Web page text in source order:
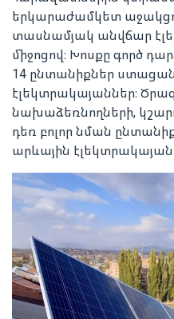
երկարաժամկետ
տասնամյակ անվճար
միջոցով։ Խոսքը գործ
14 ընտանիքներ
էլեկտրակայաններ։
նախաձեռնողների,
դեռ բոլոր նման
արևային